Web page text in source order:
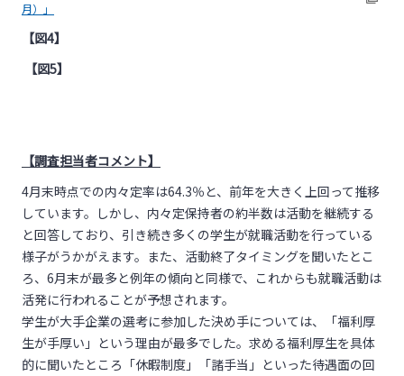
月）」
【図4】
【図5】
【調査担当者コメント】
4月末時点での内々定率は64.3％と、前年を大きく上回って推移
しています。しかし、内々定保持者の約半数は活動を継続する
と回答しており、引き続き多くの学生が就職活動を行っている
様子がうかがえます。また、活動終了タイミングを聞いたとこ
ろ、6月末が最多と例年の傾向と同様で、これからも就職活動は
活発に行われることが予想されます。
学生が大手企業の選考に参加した決め手については、「福利厚
生が手厚い」という理由が最多でした。求める福利厚生を具体
的に聞いたところ「休暇制度」「諸手当」といった待遇面の回